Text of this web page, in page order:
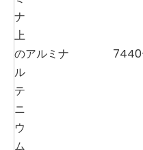
ナ
上
の
ル
テ
ニ
ウ
ム
アルミナ